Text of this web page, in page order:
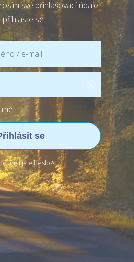
své přihlašovací údaje
přihlaste se.
se
jste heslo?